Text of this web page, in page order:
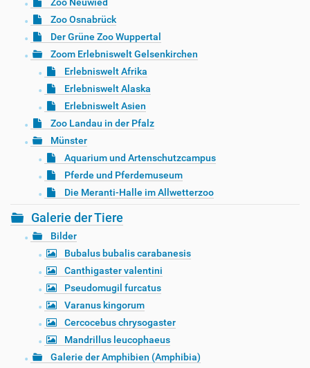
Zoo Neuwied
Zoo Osnabrück
Der Grüne Zoo Wuppertal
Zoom Erlebniswelt Gelsenkirchen
Erlebniswelt Afrika
Erlebniswelt Alaska
Erlebniswelt Asien
Zoo Landau in der Pfalz
Münster
Aquarium und Artenschutzcampus
Pferde und Pferdemuseum
Die Meranti-Halle im Allwetterzoo
Galerie der Tiere
Bilder
Bubalus bubalis carabanesis
Canthigaster valentini
Pseudomugil furcatus
Varanus kingorum
Cercocebus chrysogaster
Mandrillus leucophaeus
Galerie der Amphibien (Amphibia)